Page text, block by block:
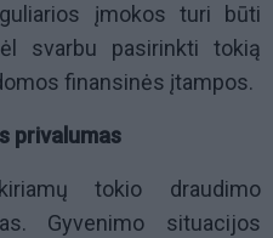
įmokos turi būti
svarbu pasirinkti tokią
finansinės įtampos.
privalumas
tokio draudimo
Gyvenimo situacijos